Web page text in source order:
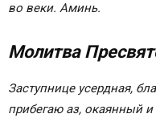
Молитва Богоматери
Молитва Божией
во веки. Аминь.
Молитва
Заступнице усердная,
прибегаю аз, окаянный